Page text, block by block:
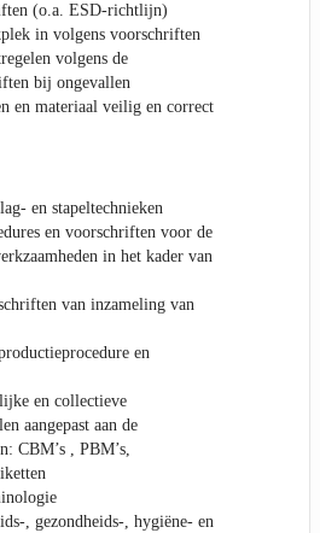
(o.a. ESD-richtlijn)
in volgens voorschriften
volgens de
bij ongevallen
en materiaal veilig en correct
en stapeltechnieken
en voorschriften voor de
in het kader van
van inzameling van
en
en collectieve
aangepast aan de
CBM’s , PBM’s,
, gezondheids-, hygiëne- en